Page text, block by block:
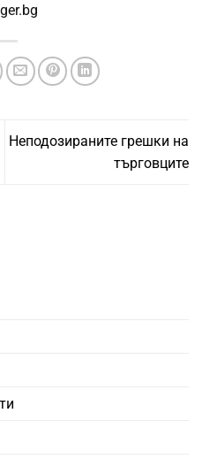
Неподозираните грешки на
търговците